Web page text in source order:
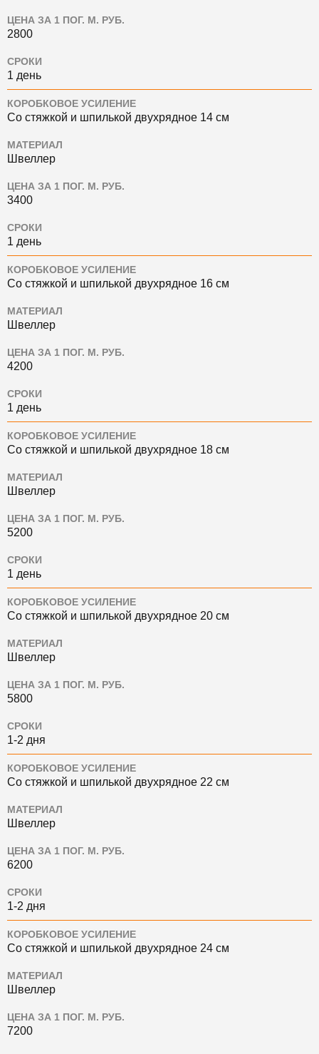
ЦЕНА ЗА 1 ПОГ. М. РУБ.
2800
СРОКИ
1 день
КОРОБКОВОЕ УСИЛЕНИЕ
Со стяжкой и шпилькой двухрядное 14 см
МАТЕРИАЛ
Швеллер
ЦЕНА ЗА 1 ПОГ. М. РУБ.
3400
СРОКИ
1 день
КОРОБКОВОЕ УСИЛЕНИЕ
Со стяжкой и шпилькой двухрядное 16 см
МАТЕРИАЛ
Швеллер
ЦЕНА ЗА 1 ПОГ. М. РУБ.
4200
СРОКИ
1 день
КОРОБКОВОЕ УСИЛЕНИЕ
Со стяжкой и шпилькой двухрядное 18 см
МАТЕРИАЛ
Швеллер
ЦЕНА ЗА 1 ПОГ. М. РУБ.
5200
СРОКИ
1 день
КОРОБКОВОЕ УСИЛЕНИЕ
Со стяжкой и шпилькой двухрядное 20 см
МАТЕРИАЛ
Швеллер
ЦЕНА ЗА 1 ПОГ. М. РУБ.
5800
СРОКИ
1-2 дня
КОРОБКОВОЕ УСИЛЕНИЕ
Со стяжкой и шпилькой двухрядное 22 см
МАТЕРИАЛ
Швеллер
ЦЕНА ЗА 1 ПОГ. М. РУБ.
6200
СРОКИ
1-2 дня
КОРОБКОВОЕ УСИЛЕНИЕ
Со стяжкой и шпилькой двухрядное 24 см
МАТЕРИАЛ
Швеллер
ЦЕНА ЗА 1 ПОГ. М. РУБ.
7200